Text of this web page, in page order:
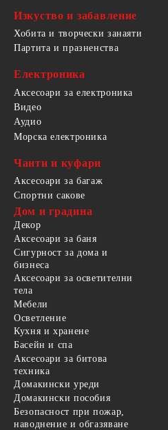
Изкуство и забавление
Хобита и творчески занаяти
Партита и празненства
Електроника
Аксесоари за електроника
Видео
Аудио
Морска електроника
Чанти и куфари
Аксесоари за багаж
Спортни сакове
Дом и градина
Декор
Аксесоари за баня
Сигурност за дома и
бизнеса
Аксесоари за осветителни
тела
Мебели
Осветление
Кухня и хранене
Басейн и спа
Аксесоари за битова
техника
Домакински уреди
Домакински пособия
Безопасност при пожар,
наводнение и обгазяване